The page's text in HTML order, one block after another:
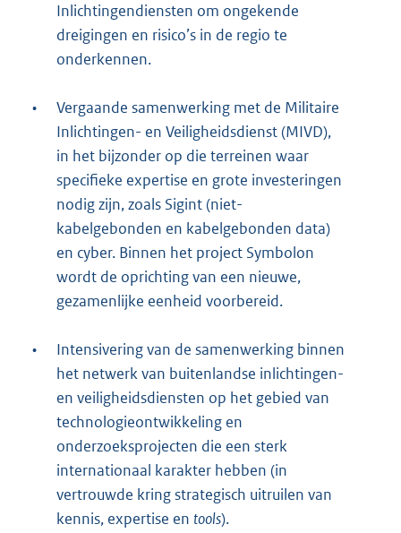
Inlichtingendiensten om ongekende
dreigingen en risico’s in de regio te
onderkennen.
•
Vergaande samenwerking met de Militaire
Inlichtingen- en Veiligheidsdienst (MIVD),
in het bijzonder op die terreinen waar
specifieke expertise en grote investeringen
nodig zijn, zoals Sigint (niet-
kabelgebonden en kabelgebonden data)
en cyber. Binnen het project Symbolon
wordt de oprichting van een nieuwe,
gezamenlijke eenheid voorbereid.
•
Intensivering van de samenwerking binnen
het netwerk van buitenlandse inlichtingen-
en veiligheidsdiensten op het gebied van
technologieontwikkeling en
onderzoeksprojecten die een sterk
internationaal karakter hebben (in
vertrouwde kring strategisch uitruilen van
kennis, expertise en tools).